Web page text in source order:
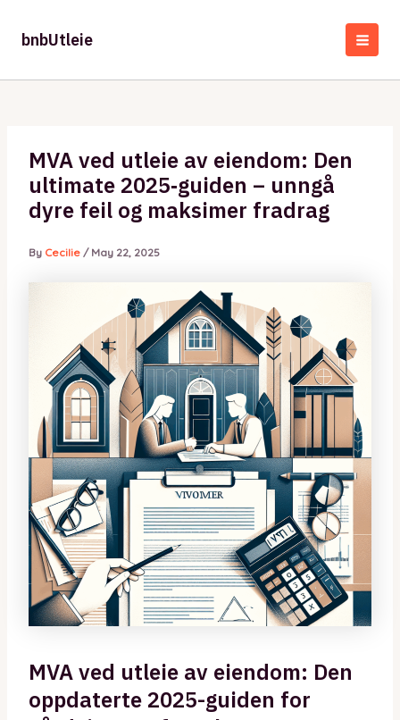
contentbnbUtleie
MVA ved utleie av eiendom: Den
ultimate 2025‑guiden – unngå
dyre feil og maksimer fradrag
By Cecilie / May 22, 2025
MVA ved utleie av eiendom: Den
oppdaterte 2025-guiden for